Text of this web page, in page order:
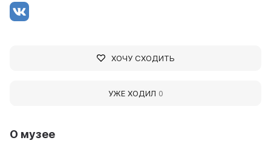
О музее
ХОЧУ СХОДИТЬ
УЖЕ ХОДИЛ 0